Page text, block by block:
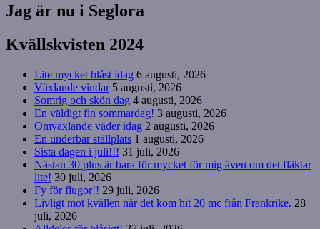
Jag är nu i Seglora
Kvällskvisten 2024
Lite mycket blåst idag 6 augusti, 2026
Växlande vindar 5 augusti, 2026
Somrig och skön dag 4 augusti, 2026
En väldigt fin sommardag! 3 augusti, 2026
Omväxlande väder idag 2 augusti, 2026
En underbar ställplats 1 augusti, 2026
Sista dagen i juli!!! 31 juli, 2026
Nästan 30 plus är bara för mycket för mig även om det fläktar
lite! 30 juli, 2026
Fy för flugor!! 29 juli, 2026
Livligt mot kvällen när det kom hit 20 mc från Frankrike. 28
juli, 2026